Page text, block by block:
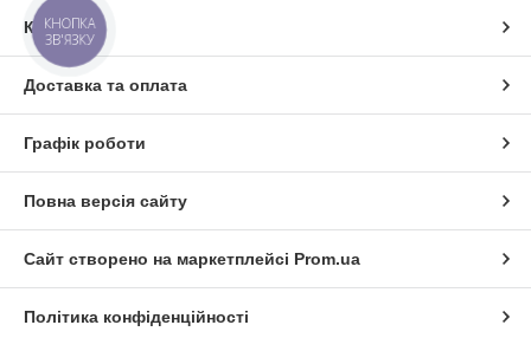
Контакти
Доставка та оплата
Графік роботи
Повна версія сайту
Сайт створено на маркетплейсі Prom.ua
Політика конфіденційності
КНОПКА
ЗВ'ЯЗКУ